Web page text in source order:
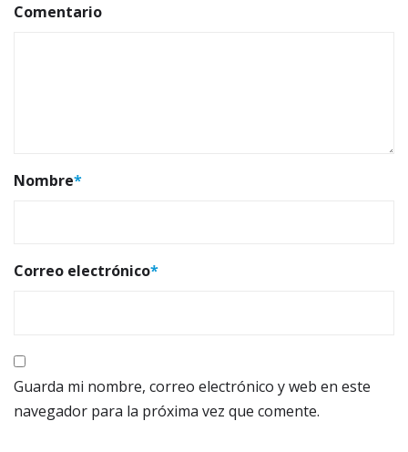
Comentario
Nombre*
Correo electrónico*
Guarda mi nombre, correo electrónico y web en este
navegador para la próxima vez que comente.